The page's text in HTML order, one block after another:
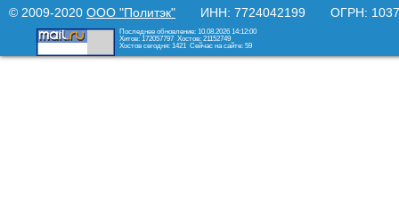
© 2009-2020 ООО "Политэк" ИНН: 7724042199 ОГРН:
Последнее обновление: 10.08.2026 14:12:00
Хитов: 172057797 Хостов: 21152749
Хостов сегодня: 1421 Сейчас на сайте: 59